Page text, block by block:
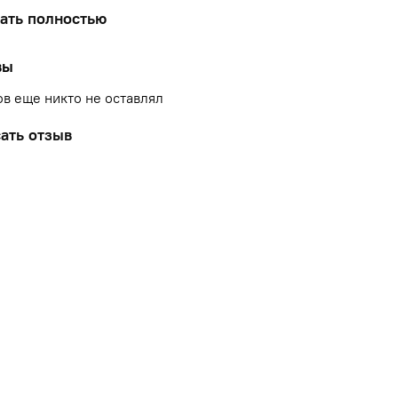
предназначенный для окрашивания
марципана, крема, айсинга. Достаточно лишь
цвета…
полностью
еще никто не оставлял
отзыв